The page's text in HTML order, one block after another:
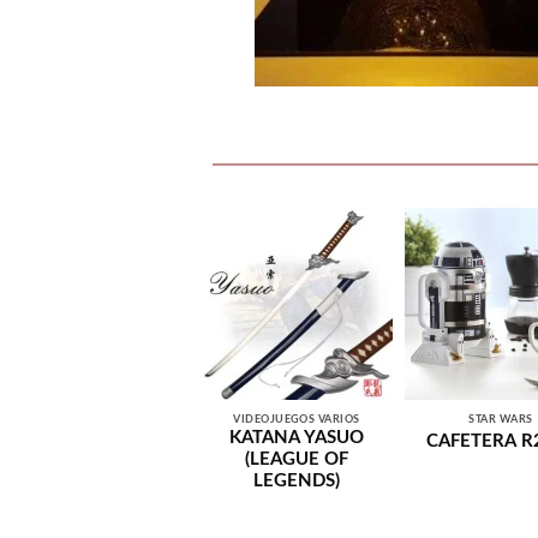
VIDEOJUEGOS VARIOS
KATANA YASUO
(LEAGUE OF
LEGENDS)
STAR WARS
CAFETERA